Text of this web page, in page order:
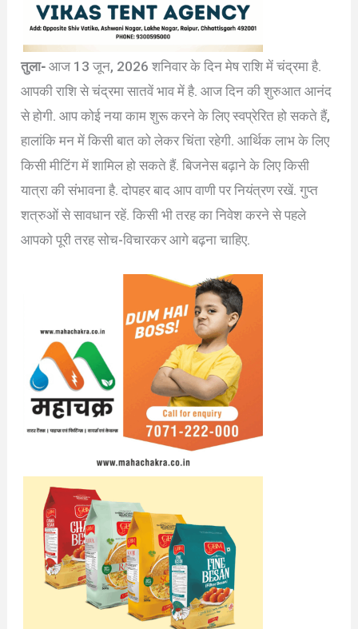
तुला- आज 13 जून, 2026 शनिवार के दिन मेष राशि में चंद्रमा है.
आपकी राशि से चंद्रमा सातवें भाव में है. आज दिन की शुरुआत आनंद
से होगी. आप कोई नया काम शुरू करने के लिए स्वप्रेरित हो सकते हैं,
हालांकि मन में किसी बात को लेकर चिंता रहेगी. आर्थिक लाभ के लिए
किसी मीटिंग में शामिल हो सकते हैं. बिजनेस बढ़ाने के लिए किसी
यात्रा की संभावना है. दोपहर बाद आप वाणी पर नियंत्रण रखें. गुप्त
शत्रुओं से सावधान रहें. किसी भी तरह का निवेश करने से पहले
आपको पूरी तरह सोच-विचारकर आगे बढ़ना चाहिए.